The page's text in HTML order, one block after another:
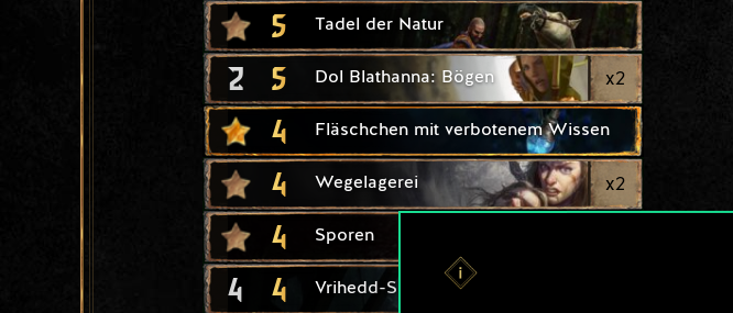
5 Tadel der Natur
2 5 Dol Blathanna: Bögen x2
4 Fläschchen mit verbotenem Wissen
4 Wegelagerei x2
4 Sporen
4 4 Vrihedd-Sappeure